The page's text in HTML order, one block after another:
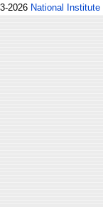
2026 National